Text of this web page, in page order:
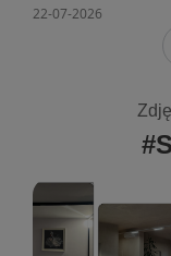
22-07-2026